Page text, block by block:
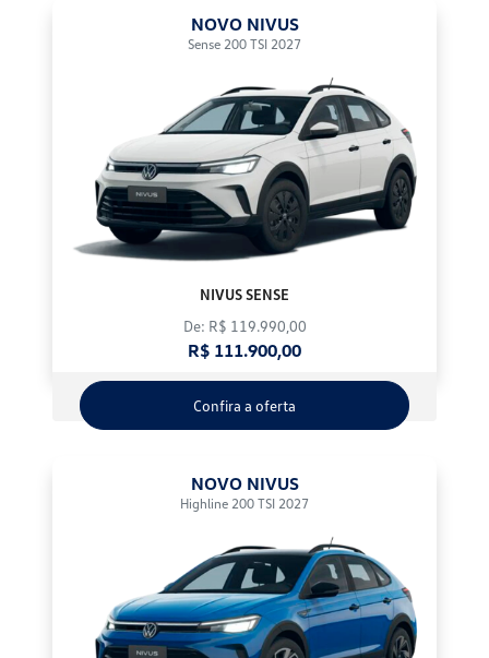
NOVO NIVUS
Sense 200 TSI 2027
NIVUS SENSE
De: R$ 119.990,00
R$ 111.900,00
Confira a oferta
NOVO NIVUS
Highline 200 TSI 2027